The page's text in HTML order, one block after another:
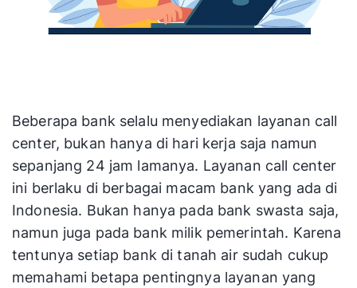
Beberapa bank selalu menyediakan layanan call
center, bukan hanya di hari kerja saja namun
sepanjang 24 jam lamanya. Layanan call center
ini berlaku di berbagai macam bank yang ada di
Indonesia. Bukan hanya pada bank swasta saja,
namun juga pada bank milik pemerintah. Karena
tentunya setiap bank di tanah air sudah cukup
memahami betapa pentingnya layanan yang